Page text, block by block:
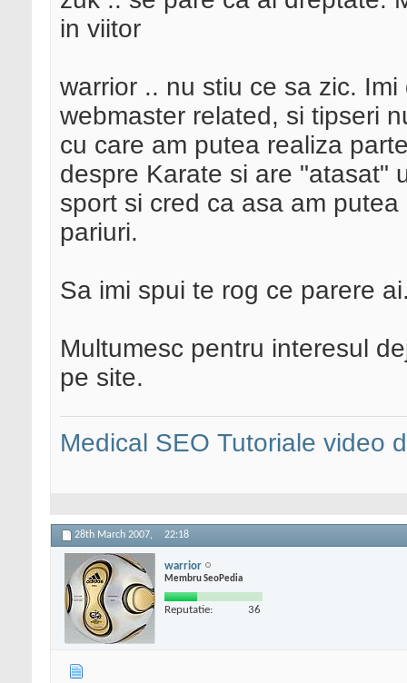
in viitor
warrior .. nu stiu ce sa zic.
webmaster related, si tipseri
cu care am putea realiza
despre Karate si are "atasat"
sport si cred ca asa am
pariuri.
Sa imi spui te rog ce parere
Multumesc pentru interesul
pe site.
Medical SEO Tutoriale video
28th March 2007, 22:18
warrior
Membru SeoPedia
Reputatie: 36